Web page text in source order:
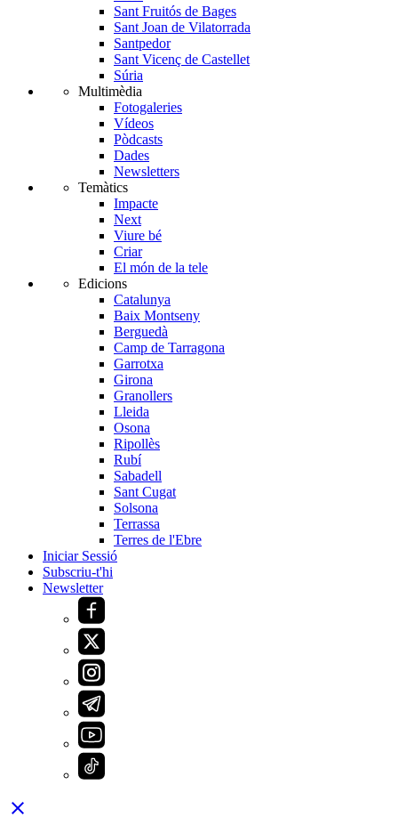
Sant Fruitós de Bages
Sant Joan de Vilatorrada
Santpedor
Sant Vicenç de Castellet
Súria
Multimèdia
Fotogaleries
Vídeos
Pòdcasts
Dades
Newsletters
Temàtics
Impacte
Next
Viure bé
Criar
El món de la tele
Edicions
Catalunya
Baix Montseny
Berguedà
Camp de Tarragona
Garrotxa
Girona
Granollers
Lleida
Osona
Ripollès
Rubí
Sabadell
Sant Cugat
Solsona
Terrassa
Terres de l'Ebre
Iniciar Sessió
Subscriu-t'hi
Newsletter
close